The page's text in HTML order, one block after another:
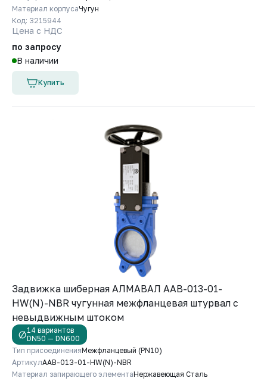
Материал корпусаЧугун
Код: 3215944
Цена с НДС
по запросу
В наличии
Купить
Задвижка шиберная АЛМАВАЛ AAВ-013-01-
HW(N)-NBR чугунная межфланцевая штурвал с
невыдвижным штоком
14 вариантов
DN50 — DN600
Тип присоединенияМежфланцевый (PN10)
АртикулAAВ-013-01-HW(N)-NBR
Материал запирающего элементаНержавеющая Сталь